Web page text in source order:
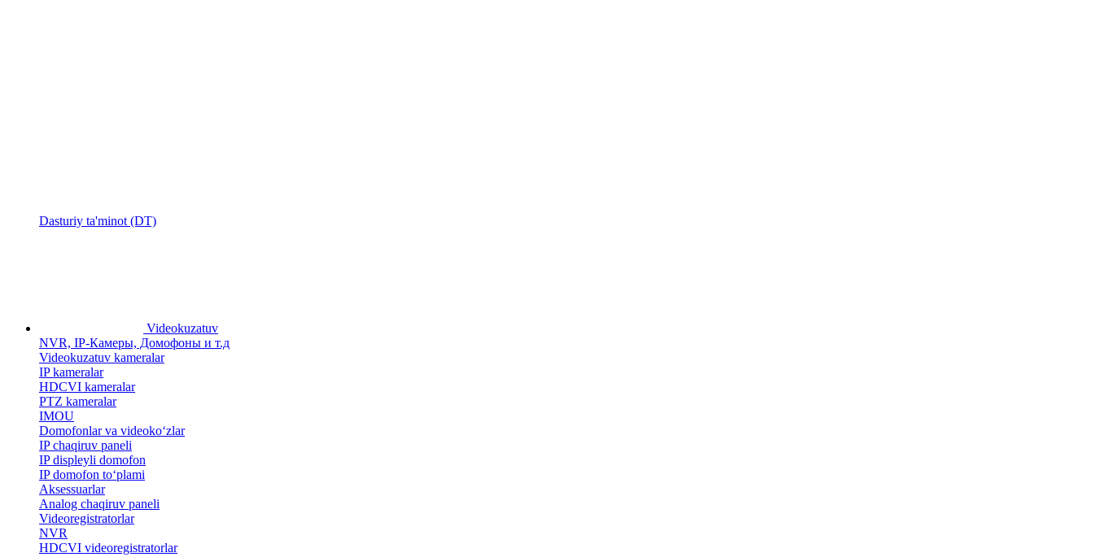
Dasturiy ta'minot (DT)
Videokuzatuv
NVR, IP-Камеры, Домофоны и т.д
Videokuzatuv kameralar
IP kameralar
HDCVI kameralar
PTZ kameralar
IMOU
​Domofonlar va videoko‘zlar
IP chaqiruv paneli
IP displeyli domofon
IP domofon to‘plami
Aksessuarlar
Analog chaqiruv paneli
Videoregistratorlar
NVR
HDCVI videoregistratorlar